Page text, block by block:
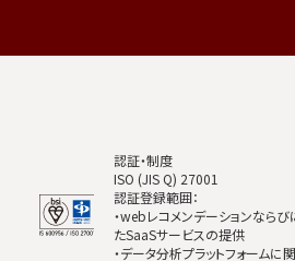
認証・制度
ISO (JIS Q) 27001
認証登録範囲：
・webレコメンデーションなら
たSaaSサービスの提供
・データ分析プラットフォームに